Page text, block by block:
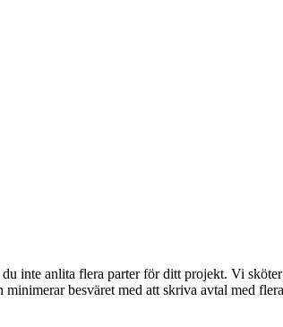
inte anlita flera parter för ditt projekt. Vi
besväret med att skriva avtal med